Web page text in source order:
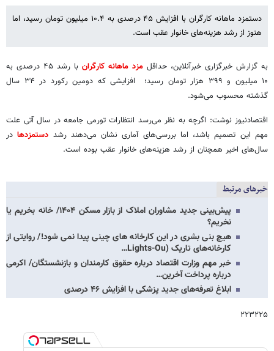
دستمزد ماهانه کارگران با افزایش ۴۵ درصدی به ۱۰.۴ میلیون تومان رسید، اما
هنوز از رشد هزینه‌های خانوار عقب است.
به گزارش خبرگزاری خبرآنلاین، حداقل مزد ماهانه کارگران
با رشد ۴۵ درصدی به
۱۰ میلیون و ۳۹۹ هزار تومان رسید؛ افزایشی که دومین رکورد در ۳۴ سال
گذشته محسوب می‌شود.
اقتصادنیوز نوشت: اگرچه به نظر می‌رسد انتظارات تورمی جامعه در سال آتی علت
مهم این تصمیم باشد، اما بررسی‌های آماری نشان می‌دهند رشد دستمزدهادر
سال‌های اخیر همچنان از رشد هزینه‌های خانوار عقب بوده است.
خبرهای مرتبط
پیش‌بینی جدید مشاوران املاک از بازار مسکن ۱۴۰۴/ خانه بخریم یا
نخریم؟
هیچ بنی بشری در این کارخانه های چینی پیدا نمی شود!/ روایتی از
کارخانه‌های تاریک (Lights-Ou…
خبر مهم وزارت اقتصاد درباره حقوق کارمندان و بازنشستگان/ اکرمی
درباره پرداخت آخرین…
ابلاغ تعرفه‌های جدید پزشکی با افزایش ۴۶ درصدی
۲۲۳۲۲۵